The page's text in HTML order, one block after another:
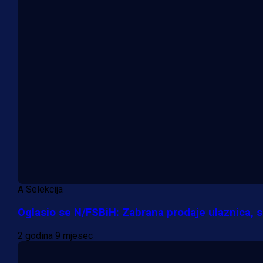
A Selekcija
Oglasio se N/FSBiH: Zabrana prodaje ulaznica,
2 godina 9 mjesec